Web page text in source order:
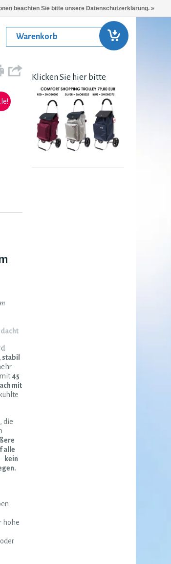
Warenkorb
stabil
45
mit
die
alle
kein
hohe
Klicken Sie hier bitte
beachten Sie bitte unsere Datenschutzerklärung. »